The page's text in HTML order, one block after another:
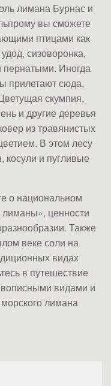
лимана Бурнас и
вы сможете
птицами как
сизоворонка,
пернатыми. Иногда
прилетают сюда,
скумпия,
и другие деревья
из травянистых
В этом лесу
косули и пугливые
о национальном
лиманы», ценности
Также
веке соли на
видах
в путешествие
видами и
лимана